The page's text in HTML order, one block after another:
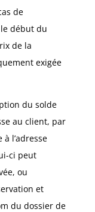
de
début du
de la
exigée
du solde
au client, par
l’adresse
ci peut
ou
et
du dossier de